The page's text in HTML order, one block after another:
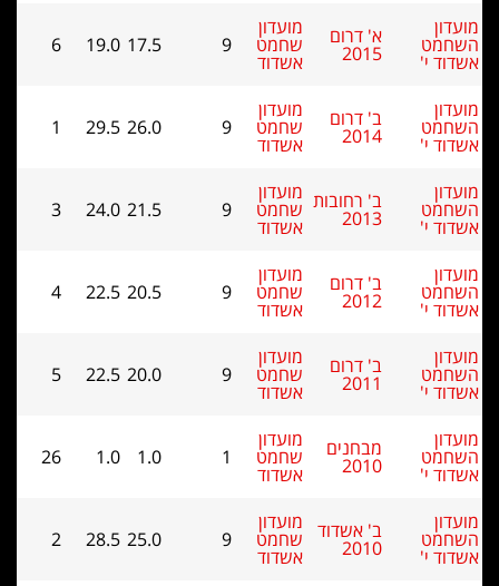
דרום שחמט
אשדוד
9
17.5
19.0
דרום שחמט
אשדוד
9
26.0
29.5
רחובות שחמט
אשדוד
9
21.5
24.0
דרום שחמט
אשדוד
9
20.5
22.5
דרום שחמט
אשדוד
9
20.0
22.5
שחמט
אשדוד
1
1.0
1.0
אשדוד שחמט
אשדוד
9
25.0
28.5